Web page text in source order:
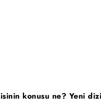
konusu ne? Yeni